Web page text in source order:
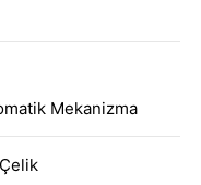
Mekanizma